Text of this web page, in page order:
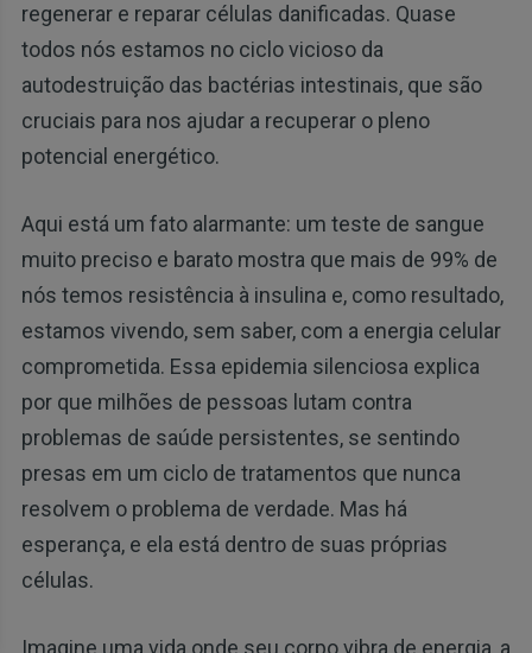
regenerar e reparar células danificadas. Quase
todos nós estamos no ciclo vicioso da
autodestruição das bactérias intestinais, que são
cruciais para nos ajudar a recuperar o pleno
potencial energético.
Aqui está um fato alarmante: um teste de sangue
muito preciso e barato mostra que mais de 99% de
nós temos resistência à insulina e, como resultado,
estamos vivendo, sem saber, com a energia celular
comprometida. Essa epidemia silenciosa explica
por que milhões de pessoas lutam contra
problemas de saúde persistentes, se sentindo
presas em um ciclo de tratamentos que nunca
resolvem o problema de verdade. Mas há
esperança, e ela está dentro de suas próprias
células.